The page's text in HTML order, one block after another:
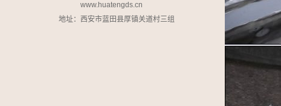
www.huatengds.cn
地址： 西安市蓝田县厚镇关道村三组